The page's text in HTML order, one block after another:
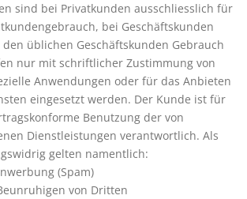
sind bei Privatkunden ausschliesslich für
bei Geschäftskunden
üblichen Geschäftskunden Gebrauch
nur mit schriftlicher Zustimmung von
Anwendungen oder für das Anbieten
eingesetzt werden. Der Kunde ist für
Benutzung der von
Dienstleistungen verantwortlich. Als
gelten namentlich:
(Spam)
von Dritten